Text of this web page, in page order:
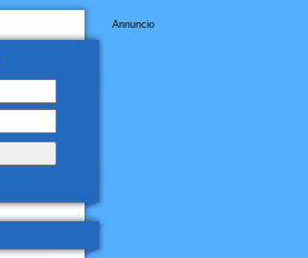
Annuncio